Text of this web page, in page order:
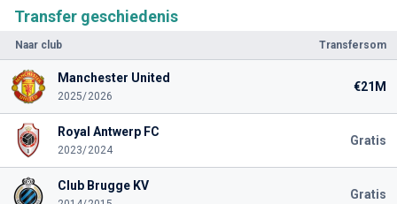
Transfer geschiedenis
Naar club Transfersom
Manchester United
2025/2026
€21M
Royal Antwerp FC
2023/2024
Gratis
Club Brugge KV
Gratis